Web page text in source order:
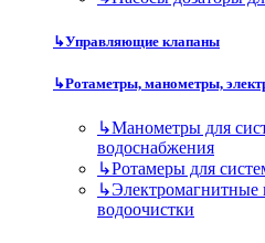
↳Управляющие клапаны
↳Ротаметры, манометры,
↳Манометры для
водоснабжения
↳Ротамеры для
↳Электромагнитные
водоочистки